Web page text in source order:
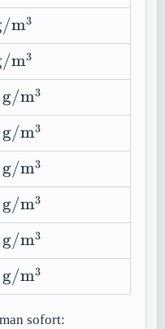
m^3}
m3
m^3}
m3
m^3}
g/m3
m^3}
g/m3
m^3}
g/m3
m^3}
g/m3
m^3}
g/m3
m^3}
g/m3
sofort: